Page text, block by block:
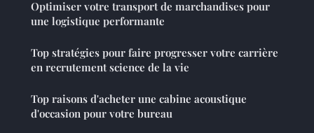
Optimiser votre transport de marchandises pour
une logistique performante
Top stratégies pour faire progresser votre carrière
en recrutement science de la vie
Top raisons d'acheter une cabine acoustique
d'occasion pour votre bureau